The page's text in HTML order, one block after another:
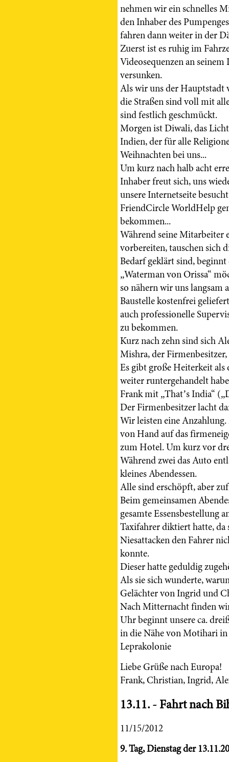
nehmen wir ein schnelles
den Inhaber des
fahren dann weiter in der
Zuerst ist es ruhig im
Videosequenzen an
versunken.
Als wir uns der Hauptstadt
die Straßen sind voll mit
sind festlich geschmückt.
Morgen ist Diwali, das
Indien, der für alle
Weihnachten bei uns...
Um kurz nach halb acht
Inhaber freut sich, uns
unsere Internetseite
FriendCircle WorldHelp
bekommen...
Während seine Mitarbeiter
vorbereiten, tauschen sich
Bedarf geklärt sind,
„Waterman von Orissa“
so nähern wir uns langsam
Baustelle kostenfrei
auch professionelle
zu bekommen.
Kurz nach zehn sind sich
Mishra, der
Es gibt große Heiterkeit als
weiter runtergehandelt
Frank mit „That’s India“
Der Firmenbesitzer lacht
Wir leisten eine
von Hand auf das
zum Hotel. Um kurz vor
Während zwei das Auto
kleines Abendessen.
Alle sind erschöpft, aber
Beim gemeinsamen
gesamte Essensbestellung
Taxifahrer diktiert hatte,
Niesattacken den Fahrer
konnte.
Dieser hatte geduldig
Als sie sich wunderte,
Gelächter von Ingrid und
Nach Mitternacht finden
Uhr beginnt unsere ca.
in die Nähe von Motihari
Leprakolonie
Liebe Grüße nach Europa!
Frank, Christian, Ingrid,
13.11. - Fahrt nach
11/15/2012
9. Tag, Dienstag der